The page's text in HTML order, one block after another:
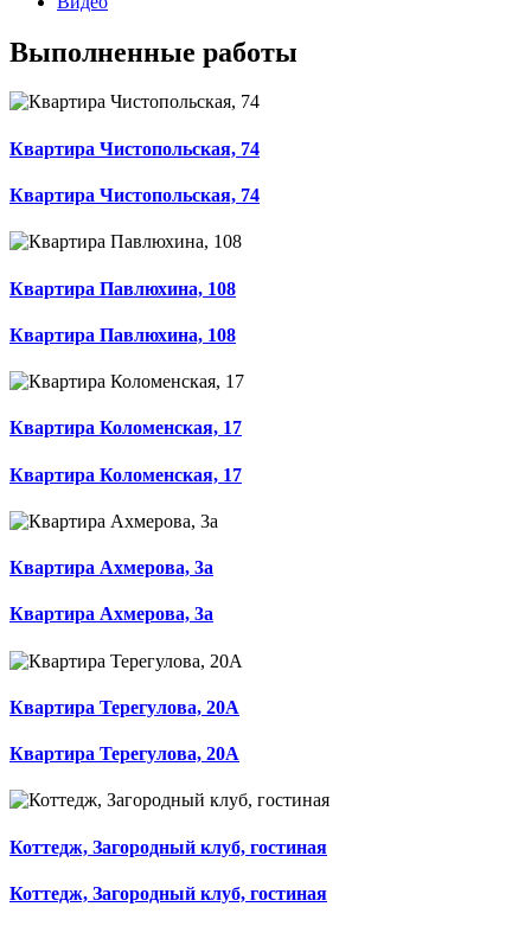
Выполненные работы
Квартира Чистопольская, 74
Квартира Чистопольская, 74
Квартира Павлюхина, 108
Квартира Павлюхина, 108
Квартира Коломенская, 17
Квартира Коломенская, 17
Квартира Ахмерова, 3а
Квартира Ахмерова, 3а
Квартира Терегулова, 20А
Квартира Терегулова, 20А
Коттедж, Загородный клуб, гостиная
Коттедж, Загородный клуб, гостиная